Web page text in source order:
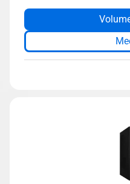
Durability-tested to
and ASUS in-house
Extensive I/O ports
connectivity needs